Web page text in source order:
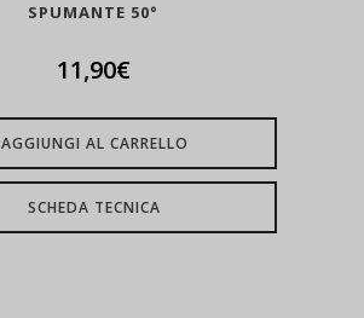
SPUMANTE 50°
11,90€
AGGIUNGI AL CARRELLO
SCHEDA TECNICA